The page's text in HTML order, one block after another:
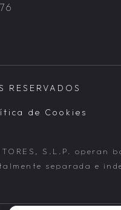
de Cookies
S.L.P. operan
separada e